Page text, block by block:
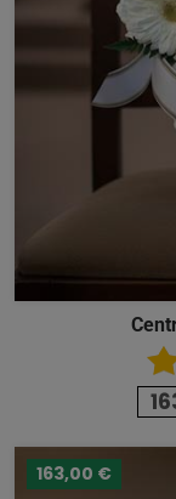
163,00 €